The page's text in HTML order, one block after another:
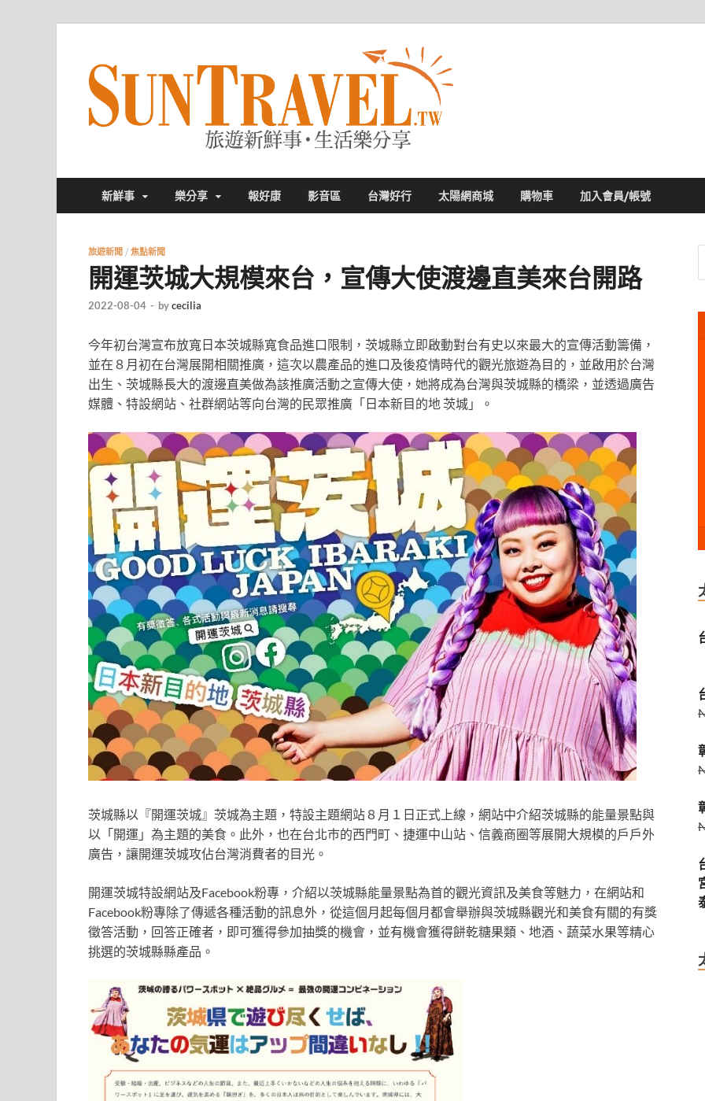
新鮮事 樂分享 報好康 影音區 台灣好行 太陽網商城 購物車 加入會員/帳號
旅遊新聞 / 焦點新聞
開運茨城大規模來台，宣傳大使渡邊直美來台開路
2022-08-04 - bycecilia
今年初台灣宣布放寬日本茨城縣寬食品進口限制，茨城縣立即啟動對台有史以來最大的宣傳活動籌備，
並在８月初在台灣展開相關推廣，這次以農產品的進口及後疫情時代的觀光旅遊為目的，並啟用於台灣
出生、茨城縣長大的渡邊直美做為該推廣活動之宣傳大使，她將成為台灣與茨城縣的橋梁，並透過廣告
媒體、特設網站、社群網站等向台灣的民眾推廣「日本新目的地 茨城」。
茨城縣以『開運茨城』茨城為主題，特設主題網站８月１日正式上線，網站中介紹茨城縣的能量景點與
以「開運」為主題的美食。此外，也在台北巿的西門町、捷運中山站、信義商圈等展開大規模的戶戶外
廣告，讓開運茨城攻佔台灣消費者的目光。
開運茨城特設網站及Facebook粉專，介紹以茨城縣能量景點為首的觀光資訊及美食等魅力，在網站和
Facebook粉專除了傳遞各種活動的訊息外，從這個月起每個月都會舉辦與茨城縣觀光和美食有關的有獎
徵答活動，回答正確者，即可獲得參加抽獎的機會，並有機會獲得餅乾糖果類、地酒、蔬菜水果等精心
挑選的茨城縣縣產品。